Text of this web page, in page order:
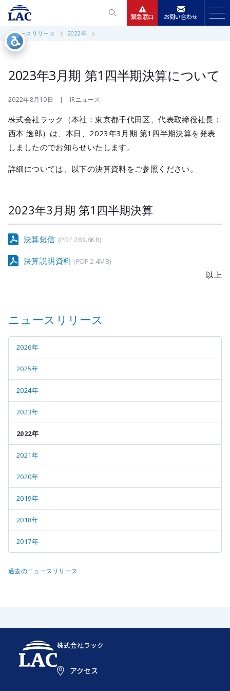
緊急窓口 お問い合わせ
ニュースリリース
IR情報
ニュースリリース 2022年
2023年3月期 第1四半期決算について
2022年8月10日 | IRニュース
株式会社ラック（本社：東京都千代田区、代表取締役社長：
西本 逸郎）は、本日、2023年3月期 第1四半期決算を発表
しましたのでお知らせいたします。
詳細については、以下の決算資料をご参照ください。
2023年3月期 第1四半期決算
決算短信 (PDF 283.8KB)
決算説明資料 (PDF 2.4MB)
以上
ニュースリリース
2026年
2025年
2024年
2023年
2022年
2021年
2020年
2019年
2018年
2017年
過去のニュースリリース
株式会社ラック
アクセス